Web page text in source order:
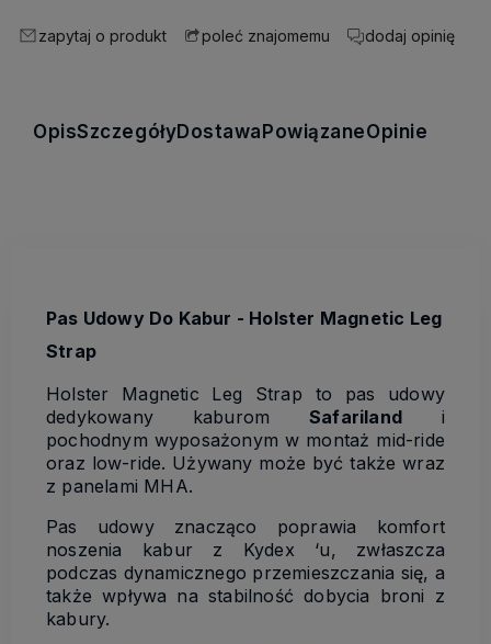
zapytaj o produkt poleć znajomemu dodaj opinię
OpisSzczegółyDostawaPowiązaneOpinie
Pas Udowy Do Kabur - Holster Magnetic Leg
Strap
Holster Magnetic Leg Strap to pas udowy
dedykowany kaburom Safariland i
pochodnym wyposażonym w montaż mid-ride
oraz low-ride. Używany może być także wraz
z panelami MHA.
Pas udowy znacząco poprawia komfort
noszenia kabur z Kydex ‘u, zwłaszcza
podczas dynamicznego przemieszczania się, a
także wpływa na stabilność dobycia broni z
kabury.